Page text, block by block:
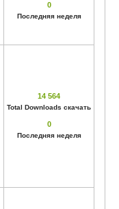
0
Последняя неделя
14 564
Total Downloads скачать
0
Последняя неделя